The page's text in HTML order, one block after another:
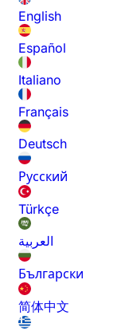
English
Español
Italiano
Français
Deutsch
Русский
Türkçe
العربية
Български
简体中文